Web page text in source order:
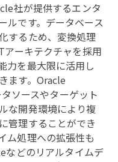
社が提供するエンタ
ルです。データベース
するため、変換処理
アーキテクチャを採用
力を最大限に活用し
ます。Oracle
ソースやターゲット
な開発環境により複
管理することができ
ム処理への拡張性も
などのリアルタイムデ